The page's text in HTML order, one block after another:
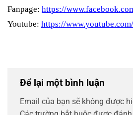
Fanpage: https://
Youtube: https://
Để lại một bình luận
Email của bạn sẽ không được